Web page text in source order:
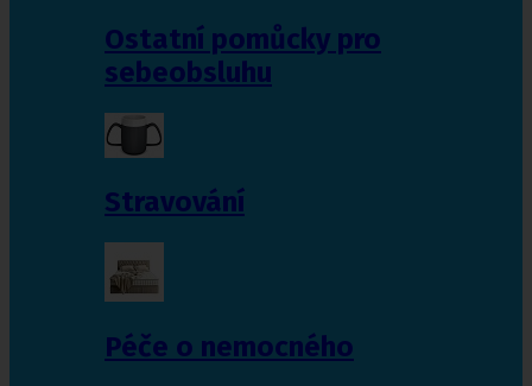
Ostatní pomůcky pro
sebeobsluhu
Stravování
Péče o nemocného